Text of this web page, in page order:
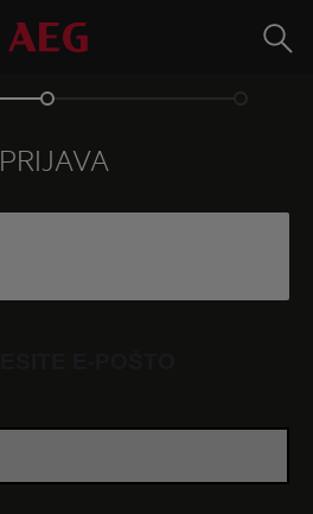
Išči
PRIJAVA